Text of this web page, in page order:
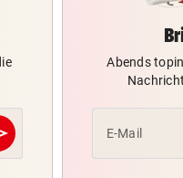
Abends
E-Mail